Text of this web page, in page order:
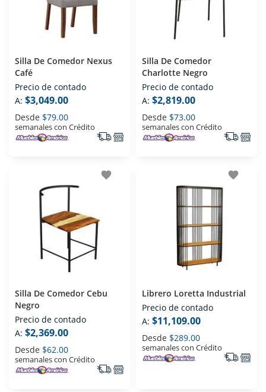
Silla De Comedor Nexus
Café
Precio de contado
A: $3,049.00
Desde $79.00
semanales con Crédito
Silla De Comedor
Charlotte Negro
Precio de contado
A: $2,819.00
Desde $73.00
semanales con Crédito
favorite
Silla De Comedor Cebu
Negro
Precio de contado
A: $2,369.00
Desde $62.00
semanales con Crédito
favorite
Librero Loretta Industrial
Precio de contado
A: $11,109.00
Desde $289.00
semanales con Crédito